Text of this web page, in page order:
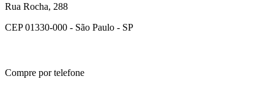
Rua Rocha, 288
CEP 01330-000 - São Paulo - SP
Compre por telefone